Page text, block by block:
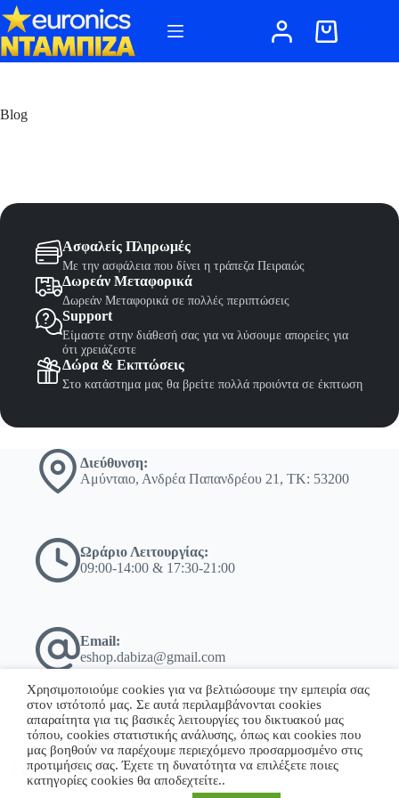
Μετάβαση
στο
περιεχόμενο
Καλάθι
Blog
Ασφαλείς Πληρωμές
Με την ασφάλεια που δίνει η τράπεζα Πειραιώς
Δωρεάν Μεταφορικά
Δωρεάν Μεταφορικά σε πολλές περιπτώσεις
Support
Είμαστε στην διάθεσή σας για να λύσουμε απορείες για
ότι χρειάζεστε
Δώρα & Εκπτώσεις
Στο κατάστημα μας θα βρείτε πολλά προιόντα σε έκπτωση
Διεύθυνση:
Αμύνταιο, Ανδρέα Παπανδρέου 21, ΤΚ: 53200
Ωράριο Λειτουργίας:
09:00-14:00 & 17:30-21:00
Email:
eshop.dabiza@gmail.com
+30 23860 23775
Copyright © 2026 - WordPress Theme by Σκόδρας Ηλίας
Χρησιμοποιούμε cookies για να βελτιώσουμε την εμπειρία σας
στον ιστότοπό μας. Σε αυτά περιλαμβάνονται cookies
απαραίτητα για τις βασικές λειτουργίες του δικτυακού μας
τόπου, cookies στατιστικής ανάλυσης, όπως και cookies που
μας βοηθούν να παρέχουμε περιεχόμενο προσαρμοσμένο στις
προτιμήσεις σας. Έχετε τη δυνατότητα να επιλέξετε ποιες
κατηγορίες cookies θα αποδεχτείτε..